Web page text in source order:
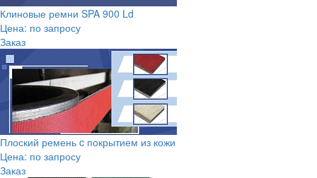
Клиновые ремни SPA 900 Ld
Цена: по запросу
Заказ
Плоский ремень c покрытием из кожи
Цена: по запросу
Заказ